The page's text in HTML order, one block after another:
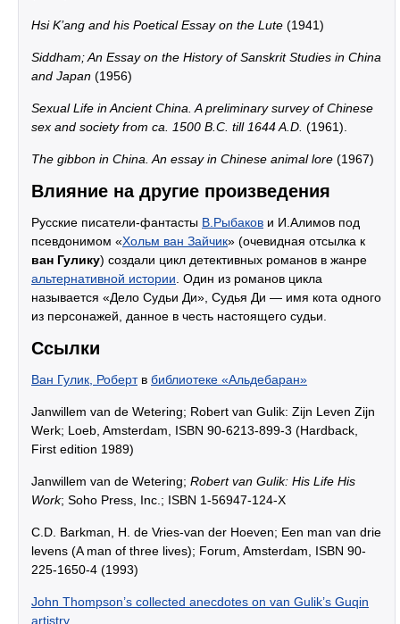
Hsi K’ang and his Poetical Essay on the Lute (1941)
Siddham; An Essay on the History of Sanskrit Studies in China
and Japan (1956)
Sexual Life in Ancient China. A preliminary survey of Chinese
sex and society from ca. 1500 B.C. till 1644 A.D. (1961).
The gibbon in China. An essay in Chinese animal lore (1967)
Влияние на другие произведения
Русские писатели-фантасты В.Рыбаков и И.Алимов под
псевдонимом «Хольм ван Зайчик» (очевидная отсылка к
ван Гулику) создали цикл детективных романов в жанре
альтернативной истории. Один из романов цикла
называется «Дело Судьи Ди», Судья Ди — имя кота одного
из персонажей, данное в честь настоящего судьи.
Ссылки
Ван Гулик, Робертв библиотеке «Альдебаран»
Janwillem van de Wetering; Robert van Gulik: Zijn Leven Zijn
Werk; Loeb, Amsterdam, ISBN 90-6213-899-3 (Hardback,
First edition 1989)
Janwillem van de Wetering; Robert van Gulik: His Life His
Work; Soho Press, Inc.; ISBN 1-56947-124-X
C.D. Barkman, H. de Vries-van der Hoeven; Een man van drie
levens (A man of three lives); Forum, Amsterdam, ISBN 90-
225-1650-4 (1993)
John Thompson’s collected anecdotes on van Gulik’s Guqin
artistry